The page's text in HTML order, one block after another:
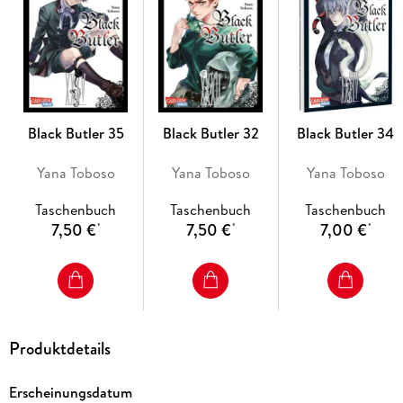
- empfohlen ab 14 Jahren
- Artbook und Character Guide zum Manga
- Anime auf Netflix
- Anime-DVD/Blu-ray von KAZÉ Anime
- Kinofilm
- Live-Action-Film
- Die Serie gilt als noch nicht abgeschlossen.
Black Butler 35
Yana Toboso
Taschenbuch
7,50 €*
Black Butler 32
Yana Toboso
Taschenbuch
7,50 €*
Black Butler 34
Yana Toboso
Taschenbuch
7,00 €*
Produktdetails
Erscheinungsdatum